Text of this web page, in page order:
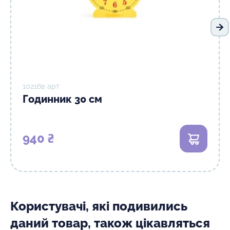
10216в арт
Годинник 30 см
940 ₴ В кошик
Користувачі, які подивились
даний товар, також цікавляться